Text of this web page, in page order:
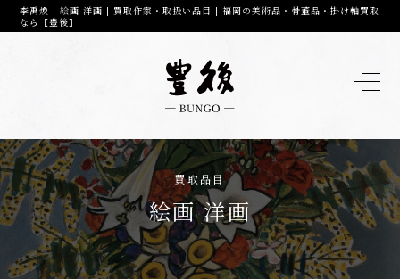
李禹煥 | 絵画 洋画 | 買取作家・取扱い品目 | 福岡の美術品・骨董品・掛け軸買取
なら【豊後】
買取品目
絵画 洋画